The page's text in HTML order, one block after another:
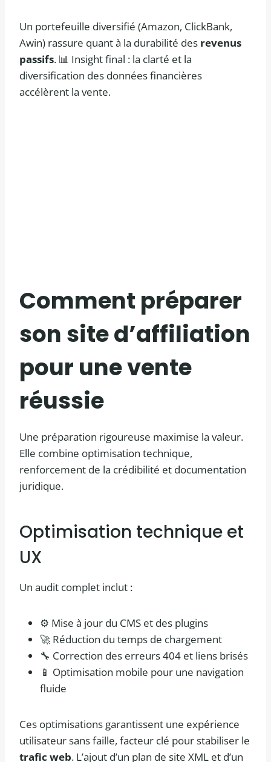
Un portefeuille diversifié (Amazon, ClickBank,
Awin) rassure quant à la durabilité des revenus
passifs. 📊 Insight final : la clarté et la
diversification des données financières
accélèrent la vente.
Comment préparer
son site d’affiliation
pour une vente
réussie
Une préparation rigoureuse maximise la valeur.
Elle combine optimisation technique,
renforcement de la crédibilité et documentation
juridique.
Optimisation technique et
UX
Un audit complet inclut :
⚙️ Mise à jour du CMS et des plugins
🚀 Réduction du temps de chargement
🔧 Correction des erreurs 404 et liens brisés
📱 Optimisation mobile pour une navigation
fluide
Ces optimisations garantissent une expérience
utilisateur sans faille, facteur clé pour stabiliser le
trafic web. L’ajout d’un plan de site XML et d’un